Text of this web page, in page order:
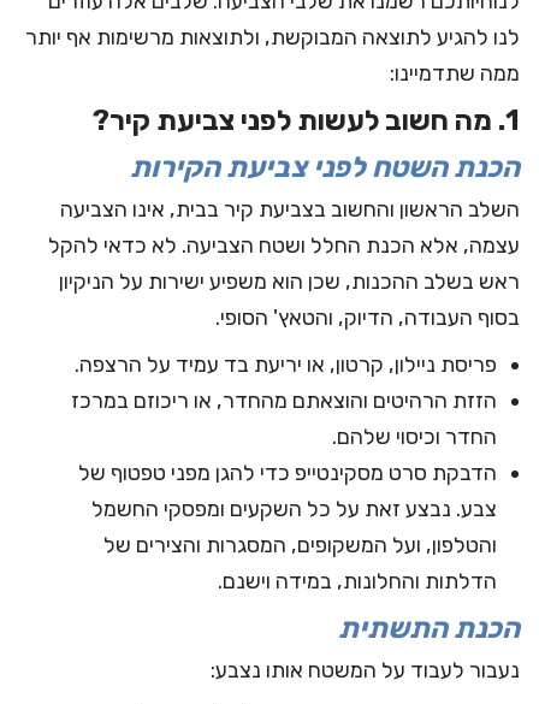
לנו להגיע לתוצאה המבוקשת, ולתוצאות מרשימות אף יותר
ממה שתדמיינו:
1. מה חשוב לעשות לפני צביעת קיר?
הכנת השטח לפני צביעת הקירות
השלב הראשון והחשוב בצביעת קיר בבית, אינו הצביעה
עצמה, אלא הכנת החלל ושטח הצביעה. לא כדאי להקל
ראש בשלב ההכנות, שכן הוא משפיע ישירות על הניקיון
בסוף העבודה, הדיוק, והטאץ' הסופי.
פריסת ניילון, קרטון, או יריעת בד עמיד על הרצפה.
הזזת הרהיטים והוצאתם מהחדר, או ריכוזם במרכז
החדר וכיסוי שלהם.
הדבקת סרט מסקינטייפ כדי להגן מפני טפטוף של
צבע. נבצע זאת על כל השקעים ומפסקי החשמל
והטלפון, ועל המשקופים, המסגרות והצירים של
הדלתות והחלונות, במידה וישנם.
הכנת התשתית
נעבור לעבוד על המשטח אותו נצבע: